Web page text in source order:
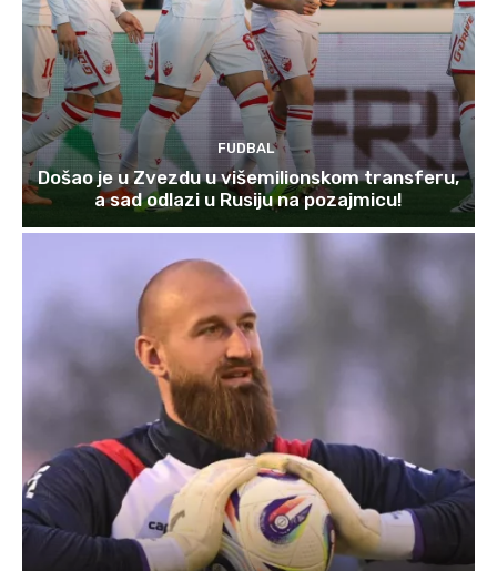
FUDBAL
Došao je u Zvezdu u višemilionskom transferu,
a sad odlazi u Rusiju na pozajmicu!